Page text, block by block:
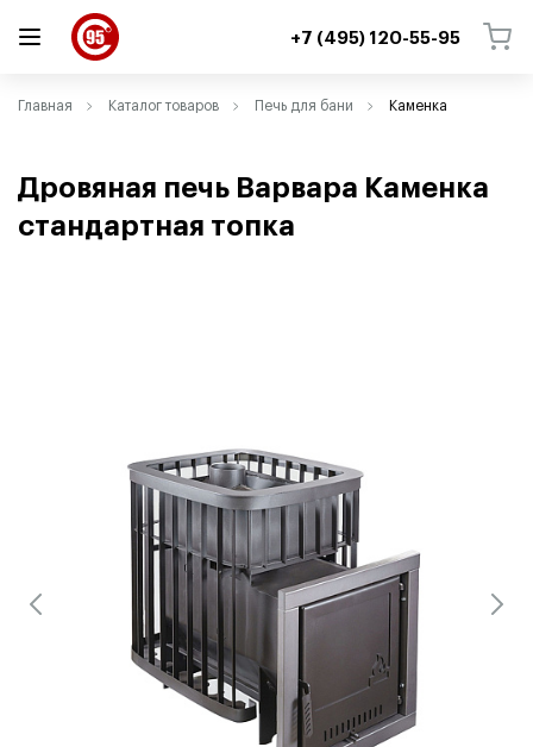
+7 (495) 120-55-95
Главная Каталог товаров Печь для бани Каменка
Дровяная печь Варвара Каменка
стандартная топка
ВЕРНУТЬСЯ
ВЕРНУТЬСЯ